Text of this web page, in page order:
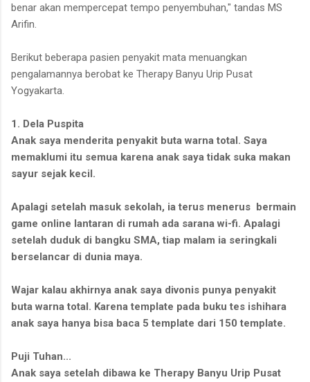
benar akan mempercepat tempo penyembuhan," tandas MS
Arifin.
Berikut beberapa pasien penyakit mata menuangkan
pengalamannya berobat ke Therapy Banyu Urip Pusat
Yogyakarta.
1. Dela Puspita
Anak saya menderita penyakit buta warna total. Saya
memaklumi itu semua karena anak saya tidak suka makan
sayur sejak kecil.
Apalagi setelah masuk sekolah, ia terus menerus bermain
game online lantaran di rumah ada sarana wi-fi. Apalagi
setelah duduk di bangku SMA, tiap malam ia seringkali
berselancar di dunia maya.
Wajar kalau akhirnya anak saya divonis punya penyakit
buta warna total. Karena template pada buku tes ishihara
anak saya hanya bisa baca 5 template dari 150 template.
Puji Tuhan...
Anak saya setelah dibawa ke Therapy Banyu Urip Pusat